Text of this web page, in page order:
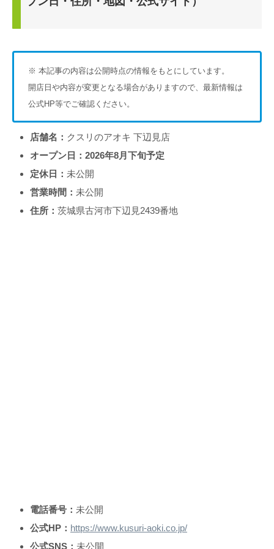
※ 本記事の内容は公開時点の情報をもとにしています。
開店日や内容が変更となる場合がありますので、最新情報は
公式HP等でご確認ください。
店舗名： クスリのアオキ 下辺見店
オープン日：2026年8月下旬予定
定休日： 未公開
営業時間： 未公開
住所： 茨城県古河市下辺見2439番地
電話番号： 未公開
公式HP： https://www.kusuri-aoki.co.jp/
公式SNS： 未公開